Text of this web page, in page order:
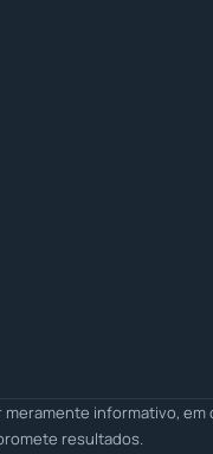
informativo, em
resultados.